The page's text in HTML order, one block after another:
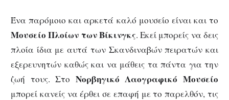
Ένα παρόμοιο και αρκετά καλό μουσείο είναι και το
Μουσείο Πλοίων των Βίκινγκς. Εκεί μπορείς να δεις
πλοία ίδια με αυτά των Σκανδιναβών πειρατών και
εξερευνητών καθώς και να μάθεις τα πάντα για την
ζωή τους. Στο Νορβηγικό Λαογραφικό Μουσείο
μπορεί κανείς να έρθει σε επαφή με το παρελθόν, τις